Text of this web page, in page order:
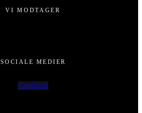
VI MODTAGER
SOCIALE MEDIER
Facebook